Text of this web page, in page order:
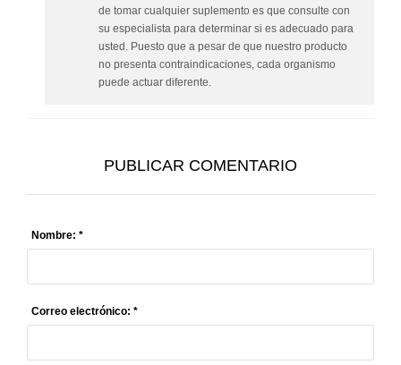
de tomar cualquier suplemento es que consulte con
su especialista para determinar si es adecuado para
usted. Puesto que a pesar de que nuestro producto
no presenta contraindicaciones, cada organismo
puede actuar diferente.
PUBLICAR COMENTARIO
Nombre: *
Correo electrónico: *